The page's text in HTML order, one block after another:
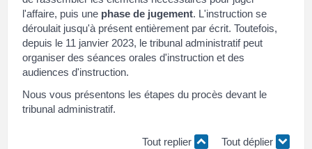
l'affaire, puis une phase de jugement. L'instruction se
déroulait jusqu'à présent entièrement par écrit. Toutefois,
depuis le 11 janvier 2023, le tribunal administratif peut
organiser des séances orales d'instruction et des
audiences d'instruction.
Nous vous présentons les étapes du procès devant le
tribunal administratif.
Tout replier Tout déplier